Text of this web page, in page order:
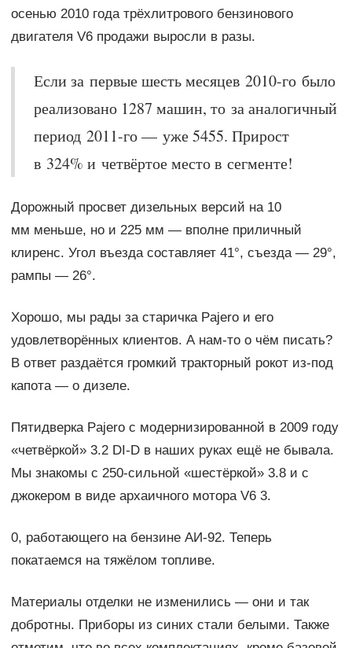
осенью 2010 года трёхлитрового бензинового
двигателя V6 продажи выросли в разы.
Если за первые шесть месяцев 2010-го было
реализовано 1287 машин, то за аналогичный
период 2011-го — уже 5455. Прирост
в 324% и четвёртое место в сегменте!
Дорожный просвет дизельных версий на 10
мм меньше, но и 225 мм — вполне приличный
клиренс. Угол въезда составляет 41°, съезда — 29°,
рампы — 26°.
Хорошо, мы рады за старичка Pajero и его
удовлетворённых клиентов. А нам-то о чём писать?
В ответ раздаётся громкий тракторный рокот из-под
капота — о дизеле.
Пятидверка Pajero с модернизированной в 2009 году
«четвёркой» 3.2 DI-D в наших руках ещё не бывала.
Мы знакомы с 250-сильной «шестёркой» 3.8 и с
джокером в виде архаичного мотора V6 3.
0, работающего на бензине АИ-92. Теперь
покатаемся на тяжёлом топливе.
Материалы отделки не изменились — они и так
добротны. Приборы из синих стали белыми. Также